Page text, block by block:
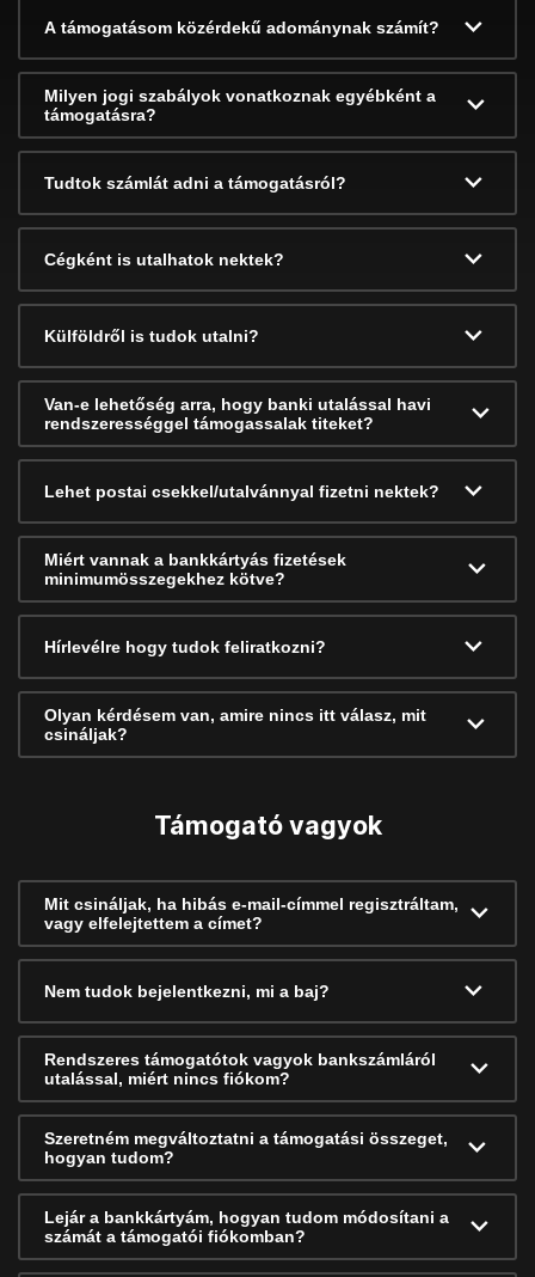
A támogatásom közérdekű adománynak számít?
Milyen jogi szabályok vonatkoznak egyébként a
támogatásra?
Tudtok számlát adni a támogatásról?
Cégként is utalhatok nektek?
Külföldről is tudok utalni?
Van-e lehetőség arra, hogy banki utalással havi
rendszerességgel támogassalak titeket?
Lehet postai csekkel/utalvánnyal fizetni nektek?
Miért vannak a bankkártyás fizetések
minimumösszegekhez kötve?
Hírlevélre hogy tudok feliratkozni?
Olyan kérdésem van, amire nincs itt válasz, mit
csináljak?
Támogató vagyok
Mit csináljak, ha hibás e-mail-címmel regisztráltam,
vagy elfelejtettem a címet?
Nem tudok bejelentkezni, mi a baj?
Rendszeres támogatótok vagyok bankszámláról
utalással, miért nincs fiókom?
Szeretném megváltoztatni a támogatási összeget,
hogyan tudom?
Lejár a bankkártyám, hogyan tudom módosítani a
számát a támogatói fiókomban?